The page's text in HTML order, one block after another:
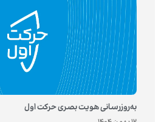
به‌روزرسانی هویت بصری حرکت اول